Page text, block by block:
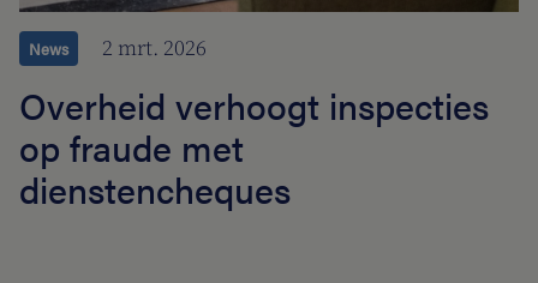
News 2 mrt. 2026
Overheid verhoogt inspecties
op fraude met
dienstencheques